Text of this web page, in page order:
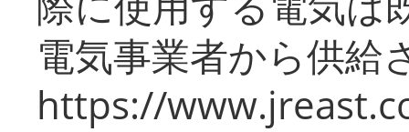
電気事業者から供給
https://